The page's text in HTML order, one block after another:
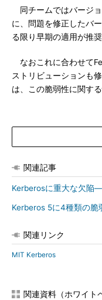
同チームではバージ
に、問題を修正したバ
る限り早期の適用が推奨
なおこれに合わせて
ストリビューションも
は、この脆弱性に関す
関連記事
Kerberosに重大な欠陥
Kerberos 5に4種類の脆
関連リンク
MIT Kerberos
関連資料（ホワイト